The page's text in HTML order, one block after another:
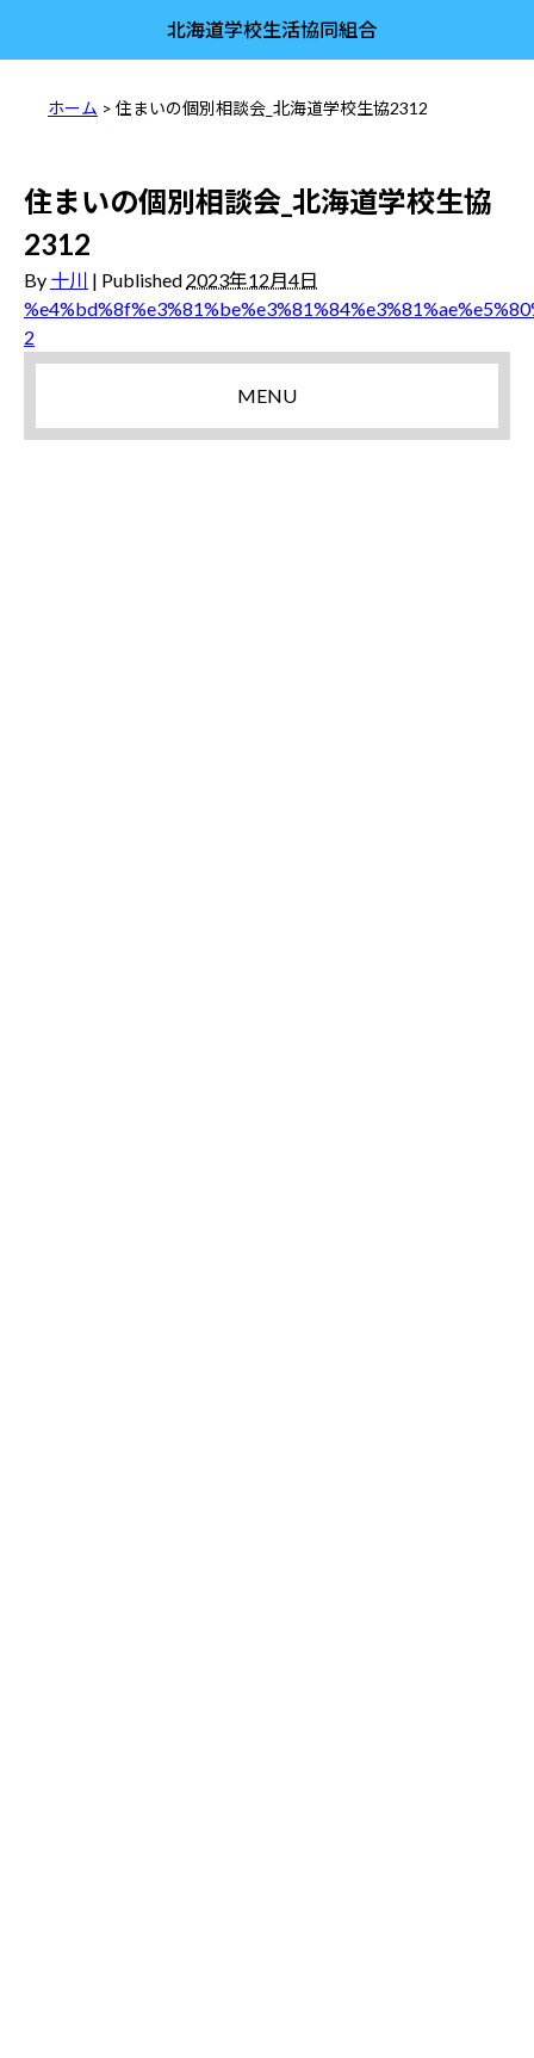
北海道学校生活協同組合
ホーム > 住まいの個別相談会_北海道学校生協2312
住まいの個別相談会_北海道学校生協
2312
By 十川 | Published 2023年12月4日
2
MENU